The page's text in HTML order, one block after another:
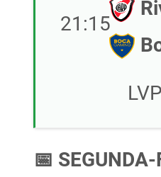
21:15
📅